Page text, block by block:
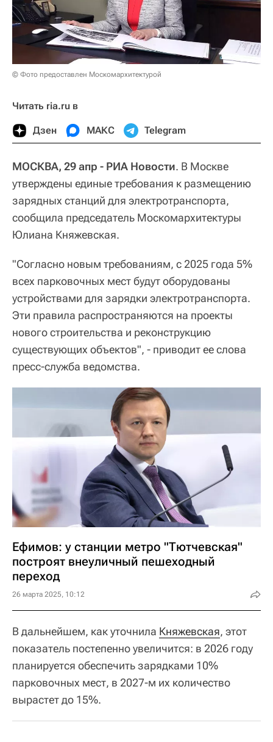
© Фото предоставлен Москомархитектурой
Читать ria.ru в
Дзен МАКС Telegram
МОСКВА, 29 апр - РИА Новости. В Москве
утверждены единые требования к размещению
зарядных станций для электротранспорта,
сообщила председатель Москомархитектуры
Юлиана Княжевская.
"Согласно новым требованиям, с 2025 года 5%
всех парковочных мест будут оборудованы
устройствами для зарядки электротранспорта.
Эти правила распространяются на проекты
нового строительства и реконструкцию
существующих объектов", - приводит ее слова
пресс-служба ведомства.
Ефимов: у станции метро "Тютчевская"
построят внеуличный пешеходный
переход
26 марта 2025, 10:12
В дальнейшем, как уточнила Княжевская, этот
показатель постепенно увеличится: в 2026 году
планируется обеспечить зарядками 10%
парковочных мест, в 2027-м их количество
вырастет до 15%.